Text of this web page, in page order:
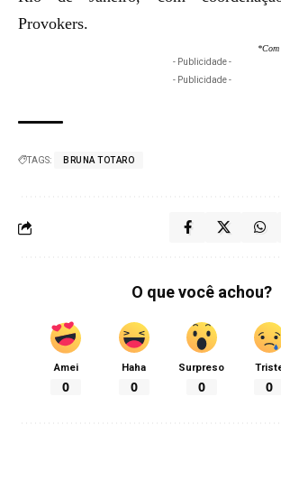
Provokers.
*Com
- Publicidade -
- Publicidade -
TAGS: BRUNA TOTARO
O que você achou?
Amei
0
Haha
0
Surpreso
0 0